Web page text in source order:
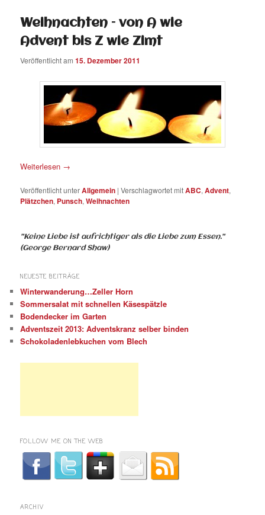
Weihnachten – von A wie
Advent bis Z wie Zimt
Veröffentlicht am15. Dezember 2011
Weiterlesen →
Veröffentlicht unterAllgemein |Verschlagwortet mitABC,Advent,
Plätzchen, Punsch,Weihnachten
"Keine Liebe ist aufrichtiger als die Liebe zum Essen."
(George Bernard Shaw)
NEUESTE BEITRÄGE
Winterwanderung…Zeller Horn
Sommersalat mit schnellen Käsespätzle
Bodendecker im Garten
Adventszeit 2013: Adventskranz selber binden
Schokoladenlebkuchen vom Blech
FOLLOW ME ON THE WEB
ARCHIV